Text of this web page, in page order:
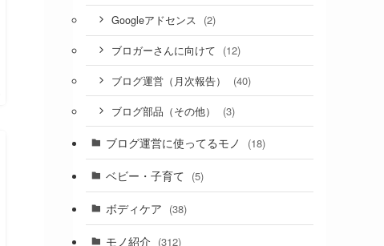
Googleアドセンス (2)
ブロガーさんに向けて (12)
ブログ運営（月次報告） (40)
ブログ部品（その他） (3)
ブログ運営に使ってるモノ (18)
ベビー・子育て (5)
ボディケア (38)
モノ紹介 (312)